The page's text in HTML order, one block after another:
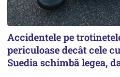
Accidentele pe
periculoase decât cele
Suedia schimbă legea,